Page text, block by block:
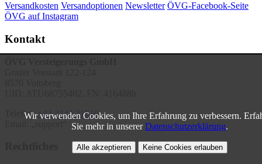
Wir verwenden Cookies, um Ihre Erfahrung zu verbessern.
Sie mehr in unsererDatenschutzerklärung.
Alle akzeptieren Keine Cookies erlauben
Versandkosten Versandoptionen Newsletter ÖVG-Facebook-Seite
ÖVG auf Instagram
Kontakt
Telefon:+43 3142 21610